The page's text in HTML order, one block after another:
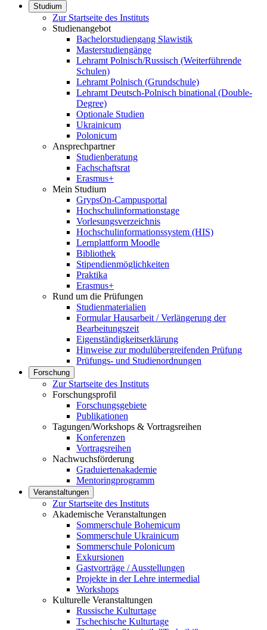
Studium
Zur Startseite des Instituts
Studienangebot
Bachelorstudiengang Slawistik
Masterstudiengänge
Lehramt Polnisch/Russisch (Weiterführende
Schulen)
Lehramt Polnisch (Grundschule)
Lehramt Deutsch-Polnisch binational (Double-
Degree)
Optionale Studien
Ukrainicum
Polonicum
Ansprechpartner
Studienberatung
Fachschaftsrat
Erasmus+
Mein Studium
GrypsOn-Campusportal
Hochschulinformationstage
Vorlesungsverzeichnis
Hochschulinformationssystem (HIS)
Lernplattform Moodle
Bibliothek
Stipendienmöglichkeiten
Praktika
Erasmus+
Rund um die Prüfungen
Studienmaterialien
Formular Hausarbeit / Verlängerung der
Bearbeitungszeit
Eigenständigkeitserklärung
Hinweise zur modulübergreifenden Prüfung
Prüfungs- und Studienordnungen
Forschung
Zur Startseite des Instituts
Forschungsprofil
Forschungsgebiete
Publikationen
Tagungen/Workshops & Vortragsreihen
Konferenzen
Vortragsreihen
Nachwuchsförderung
Graduiertenakademie
Mentoringprogramm
Veranstaltungen
Zur Startseite des Instituts
Akademische Veranstaltungen
Sommerschule Bohemicum
Sommerschule Ukrainicum
Sommerschule Polonicum
Exkursionen
Gastvorträge / Ausstellungen
Projekte in der Lehre intermedial
Workshops
Kulturelle Veranstaltungen
Russische Kulturtage
Tschechische Kulturtage